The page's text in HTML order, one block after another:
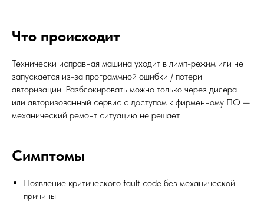
Что происходит
Технически исправная машина уходит в лимп-режим или не
запускается из-за программной ошибки / потери
авторизации. Разблокировать можно только через дилера
или авторизованный сервис с доступом к фирменному ПО —
механический ремонт ситуацию не решает.
Симптомы
Появление критического fault code без механической
причины